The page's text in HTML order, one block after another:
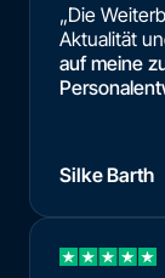
„Die
Aktualität
auf meine
Silke Barth